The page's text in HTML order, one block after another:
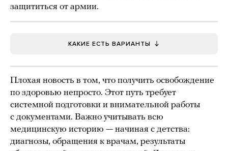
защититься от армии.
КАКИЕ ЕСТЬ ВАРИАНТЫ
Плохая новость в том, что получить освобождение
по здоровью непросто. Этот путь требует
системной подготовки и внимательной работы
с документами. Важно учитывать всю
медицинскую историю — начиная с детства:
диагнозы, обращения к врачам, результаты